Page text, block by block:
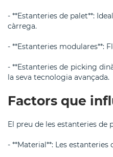
- **Estanteries de palet**:
càrrega.
- **Estanteries modulares**:
- **Estanteries de picking
la seva tecnologia avançada.
Factors que
El preu de les estanteries
- **Material**: Les